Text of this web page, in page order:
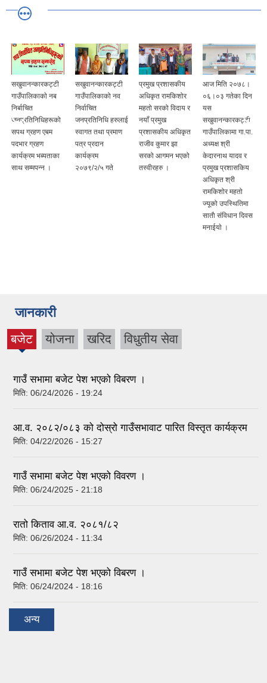
सखुवानन्कारकट्टी
गाउँपालिकाकाे नब
निर्बाचित
जनप्रतिनिधिहरूको
सपथ ग्रहण एबम
पदभार ग्रहण
कार्यक्रम भब्यताका
साथ सम्मपन्न ।
सखुवानन्कारकट्टी
गाउँपालिकाको नव
निर्वाचित
जनप्रतिनिधि हरुलाई
स्वागत तथा प्रमाण
पत्र प्रदान
कार्यक्रम
२०७९/२/५ गते
प्रमुख प्रशासकीय
अधिकृत रामकिशोर
महतो सरको विदाय र
नयाँ प्रमुख
प्रशासकीय अधिकृत
राजीव कुमार झा
सरको आगमन भएको
तस्वीरहरु ।
आज मिति २०७८।
०६।०३ गतेका दिन
यस
सखुवानन्कारकट्टी
गाउँपालिकामा गा‍.पा.
अध्यक्ष श्री
केदारनाथ यादव र
प्रमुख प्रशासकिय
अधिकृत श्री
रामकिशोर महतो
ज्यूको उपस्थितिमा
साताै संविधान दिवस
मनाईयाे ।
जानकारी
बजेट
(active
योजना खरिद विधुतीय सेवा
गाउँ सभामा बजेट पेश भएको विबरण ।
मिति: 06/24/2026 - 19:24
आ.व. २०८२/०८३ को दोस्रो गाउँसभावाट पारित विस्तृत कार्यक्रम
मिति: 04/22/2026 - 15:27
गाउँ सभामा बजेट पेश भएको विवरण ।
मिति: 06/24/2025 - 21:18
रातो किताव आ.व. २०८१/८२
मिति: 06/26/2024 - 11:34
गाउँ सभामा बजेट पेश भएको विबरण ।
मिति: 06/24/2024 - 18:16
अन्य